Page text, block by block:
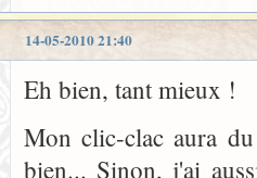
14-05-2010 21:40
Eh bien, tant mieux !
Mon clic-clac aura
bien... Sinon, j'ai